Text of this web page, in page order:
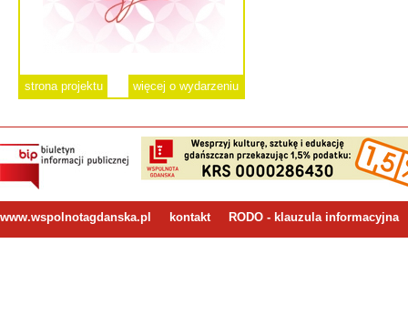
strona projektu więcej o wydarzeniu
www.wspolnotagdanska.pl kontakt RODO - klauzula informacyjna